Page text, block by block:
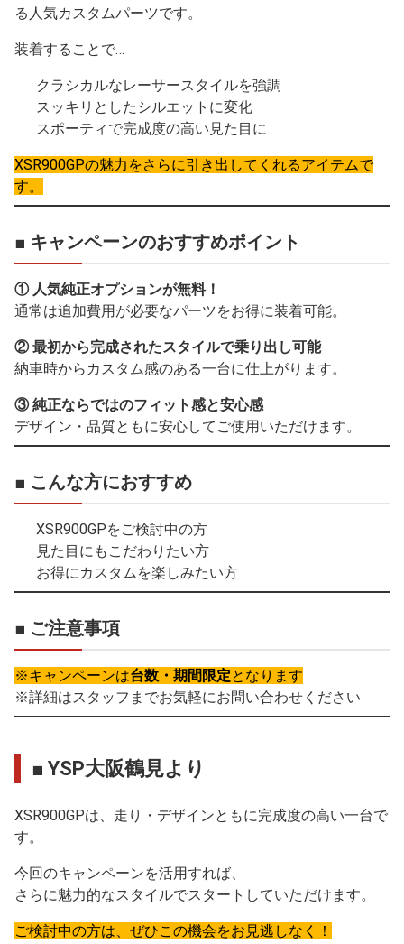
る人気カスタムパーツです。
装着することで…
クラシカルなレーサースタイルを強調
スッキリとしたシルエットに変化
スポーティで完成度の高い見た目に
XSR900GPの魅力をさらに引き出してくれるアイテムで
す。
■ キャンペーンのおすすめポイント
① 人気純正オプションが無料！
通常は追加費用が必要なパーツをお得に装着可能。
② 最初から完成されたスタイルで乗り出し可能
納車時からカスタム感のある一台に仕上がります。
③ 純正ならではのフィット感と安心感
デザイン・品質ともに安心してご使用いただけます。
■ こんな方におすすめ
XSR900GPをご検討中の方
見た目にもこだわりたい方
お得にカスタムを楽しみたい方
■ ご注意事項
※キャンペーンは台数・期間限定となります
※詳細はスタッフまでお気軽にお問い合わせください
■ YSP大阪鶴見より
XSR900GPは、走り・デザインともに完成度の高い一台で
す。
今回のキャンペーンを活用すれば、
さらに魅力的なスタイルでスタートしていただけます。
ご検討中の方は、ぜひこの機会をお見逃しなく！